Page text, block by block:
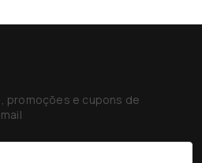
promoções e cupons de